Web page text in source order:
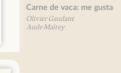
de vaca: me gusta...
Gaudant